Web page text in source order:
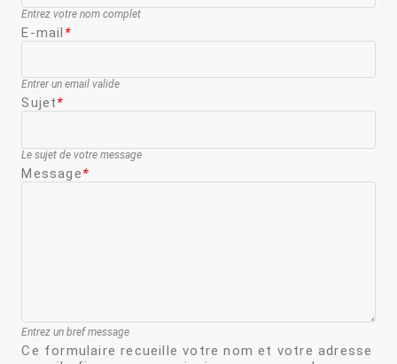
Entrez votre nom complet
E-mail *
Entrer un email valide
Sujet*
Le sujet de votre message
Message*
Entrez un bref message
Ce formulaire recueille votre nom et votre adresse